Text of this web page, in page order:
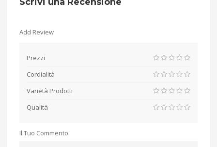
Add Review
Prezzi
Cordialità
Varietà Prodotti
Qualità
Il Tuo Commento